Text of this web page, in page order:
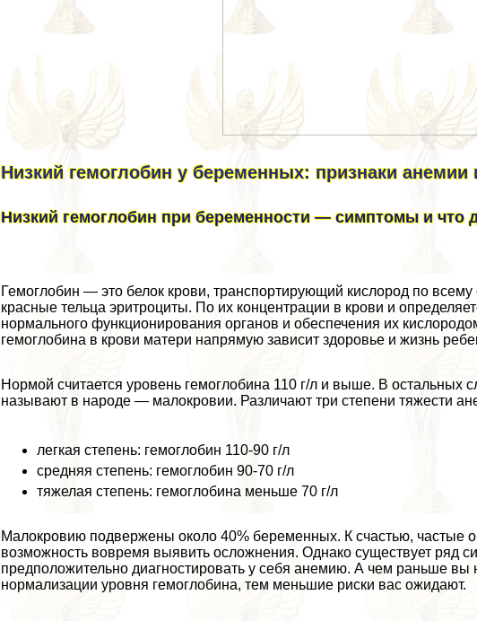
Низкий гемоглобин у беременных: признаки
Низкий гемоглобин при беременности — симптомы и что
Гемоглобин — это белок крови, трaнcпортирующий кислород по
красные тельца эритроциты. По их концентрации в крови и
нормального функционирования органов и обеспечения их
гемоглобина в крови матери напрямую зависит здоровье и жизнь
Нормой считается уровень гемоглобина 110 г/л и выше. В остальных
называют в народе — малокровии. Различают три степени тяжести
легкая степень: гемоглобин 110-90 г/л
средняя степень: гемоглобин 90-70 г/л
тяжелая степень: гемоглобина меньше 70 г/л
Малокровию подвержены около 40% беременных. К счастью, частые
возможность вовремя выявить осложнения. Однако существует ряд
предположительно диагностировать у себя анемию. А чем раньше
нормализации уровня гемоглобина, тем меньшие риски вас ожидают.